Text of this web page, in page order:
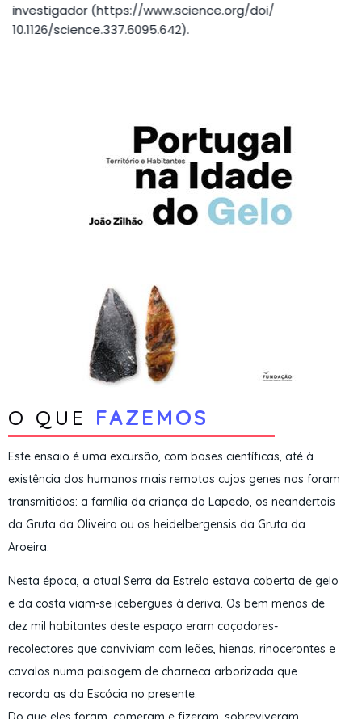
investigador (https://www.science.org/doi/
10.1126/science.337.6095.642).
O QUE FAZEMOS
Este ensaio é uma excursão, com bases científicas, até à
existência dos humanos mais remotos cujos genes nos foram
transmitidos: a família da criança do Lapedo, os neandertais
da Gruta da Oliveira ou os heidelbergensis da Gruta da
Aroeira.
Nesta época, a atual Serra da Estrela estava coberta de gelo
e da costa viam-se icebergues à deriva. Os bem menos de
dez mil habitantes deste espaço eram caçadores-
recolectores que conviviam com leões, hienas, rinocerontes e
cavalos numa paisagem de charneca arborizada que
recorda as da Escócia no presente.